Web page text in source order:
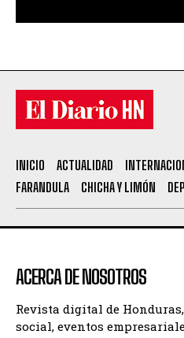
INICIO ACTUALIDAD
FARANDULA
CHICHA Y LIMÓN
ACERCA DE NOSOTROS
Revista digital de
social, eventos